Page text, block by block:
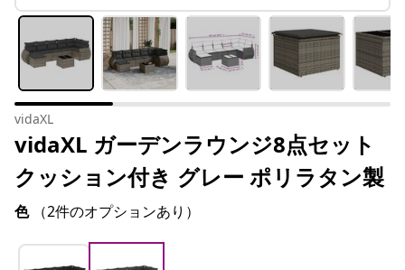
vidaXL
vidaXL ガーデンラウンジ8点セット
クッション付き グレー ポリラタン製
色 （2件のオプションあり）